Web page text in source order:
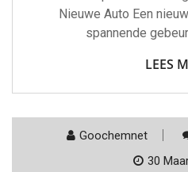
Nieuwe Auto Een
spannende
LEES
Goochemnet
30